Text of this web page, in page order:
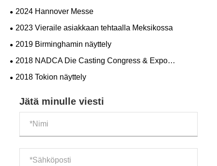
2024 Hannover Messe
2023 Vieraile asiakkaan tehtaalla Meksikossa
2019 Birminghamin näyttely
2018 NADCA Die Casting Congress & Expo
Yhdysvalloissa
2018 Tokion näyttely
Jätä minulle viesti